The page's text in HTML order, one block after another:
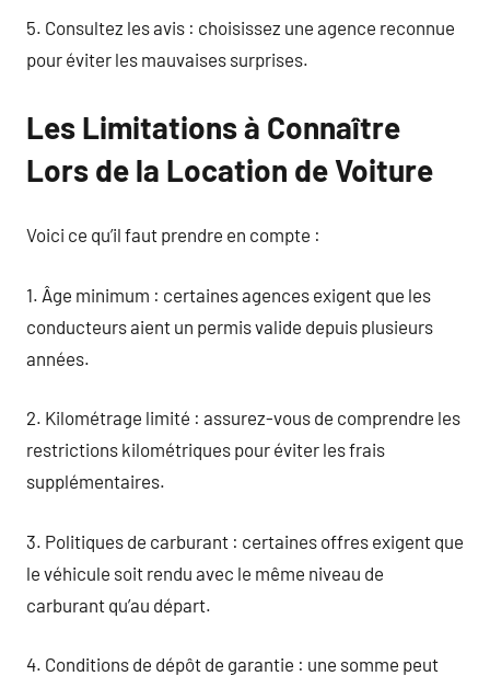
5. Consultez les avis : choisissez une agence reconnue
pour éviter les mauvaises surprises.
Les Limitations à Connaître
Lors de la Location de Voiture
Voici ce qu’il faut prendre en compte :
1. Âge minimum : certaines agences exigent que les
conducteurs aient un permis valide depuis plusieurs
années.
2. Kilométrage limité : assurez-vous de comprendre les
restrictions kilométriques pour éviter les frais
supplémentaires.
3. Politiques de carburant : certaines offres exigent que
le véhicule soit rendu avec le même niveau de
carburant qu’au départ.
4. Conditions de dépôt de garantie : une somme peut